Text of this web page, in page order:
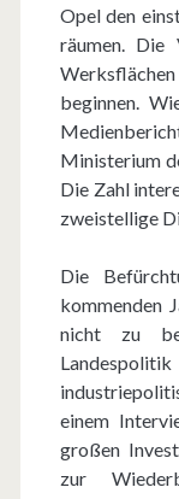
Opel den
räumen. Die
beginnen.
Ministerium
Die Zahl
zweistellige
Die
kommenden
nicht zu
einem
großen
zur